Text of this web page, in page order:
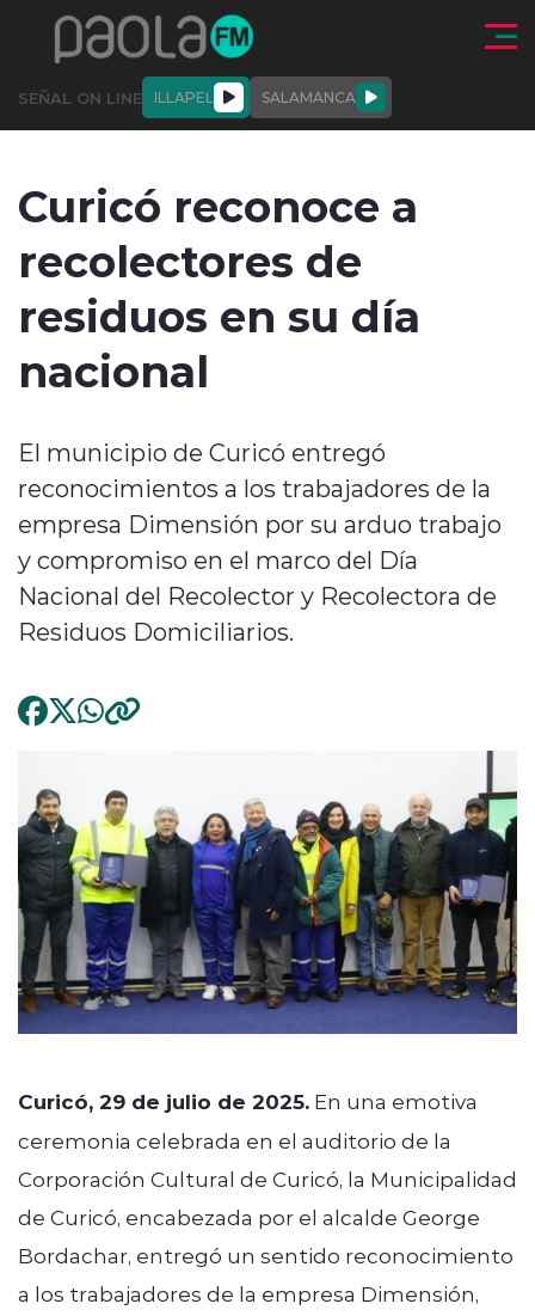
Click acá para ir directamente al contenido
SEÑAL ON LINE ILLAPEL SALAMANCA
ACTUALIDAD
modo claro
Curicó reconoce a
recolectores de
residuos en su día
nacional
El municipio de Curicó entregó
reconocimientos a los trabajadores de la
empresa Dimensión por su arduo trabajo
y compromiso en el marco del Día
Nacional del Recolector y Recolectora de
Residuos Domiciliarios.
Curicó, 29 de julio de 2025. En una emotiva
ceremonia celebrada en el auditorio de la
Corporación Cultural de Curicó, la Municipalidad
de Curicó, encabezada por el alcalde George
Bordachar, entregó un sentido reconocimiento
a los trabajadores de la empresa Dimensión,